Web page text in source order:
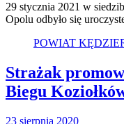
29 stycznia 2021 w
Opolu odbyło się
POWIAT
Strażak
Biegu
23 sierpnia 2020